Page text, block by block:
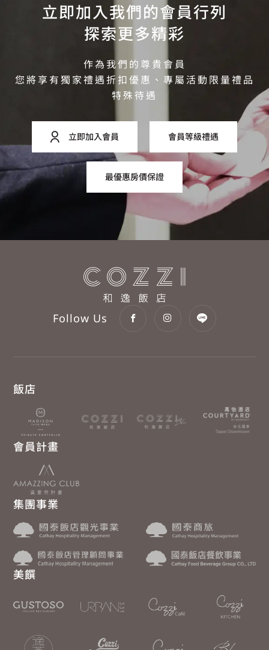
立即加入我們的會員行列
探索更多精彩
作為我們的尊貴會員
您將享有獨家禮遇折扣優惠、專屬活動限量禮品
特殊待遇
立即加入會員 會員等級禮遇
最優惠房價保證
Follow Us
飯店
會員計畫
集團事業
美饌